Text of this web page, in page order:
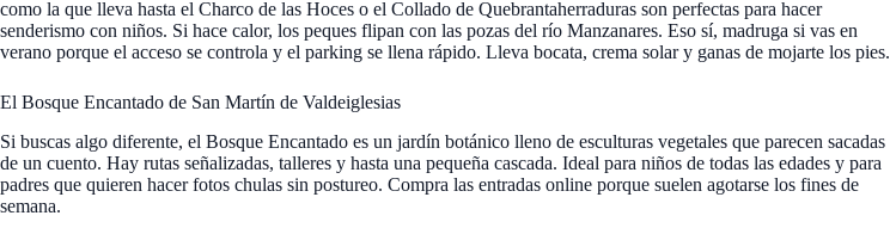
como la que lleva hasta el Charco de las Hoces o el Collado de Quebrantaherraduras son perfectas para hacer
senderismo con niños. Si hace calor, los peques flipan con las pozas del río Manzanares. Eso sí, madruga si vas en
verano porque el acceso se controla y el parking se llena rápido. Lleva bocata, crema solar y ganas de mojarte los pies.
El Bosque Encantado de San Martín de Valdeiglesias
Si buscas algo diferente, el Bosque Encantado es un jardín botánico lleno de esculturas vegetales que parecen sacadas
de un cuento. Hay rutas señalizadas, talleres y hasta una pequeña cascada. Ideal para niños de todas las edades y para
padres que quieren hacer fotos chulas sin postureo. Compra las entradas online porque suelen agotarse los fines de
semana.